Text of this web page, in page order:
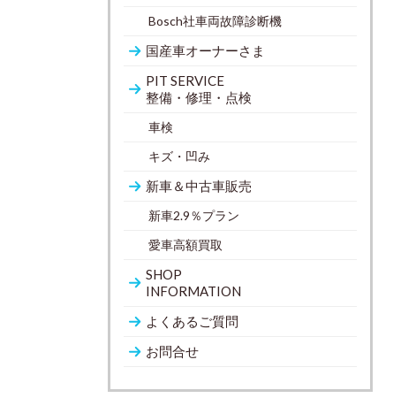
Bosch社車両故障診断機
国産車オーナーさま
PIT SERVICE
整備・修理・点検
車検
キズ・凹み
新車＆中古車販売
新車2.9％プラン
愛車高額買取
SHOP
INFORMATION
よくあるご質問
お問合せ